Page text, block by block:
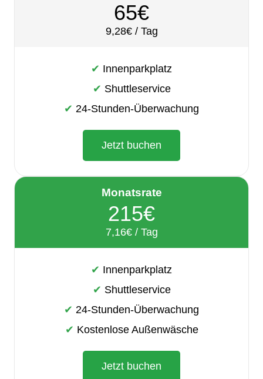
65€
9,28€ / Tag
✔ Innenparkplatz
✔ Shuttleservice
✔ 24-Stunden-Überwachung
Jetzt buchen
Monatsrate
215€
7,16€ / Tag
✔ Innenparkplatz
✔ Shuttleservice
✔ 24-Stunden-Überwachung
✔ Kostenlose Außenwäsche
Jetzt buchen